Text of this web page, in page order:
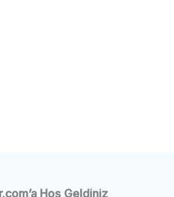
Hoş Geldiniz